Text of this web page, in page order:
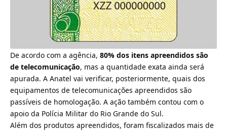
De acordo com a agência, 80% dos itens apreendidos são
de telecomunicação, mas a quantidade exata ainda será
apurada. A Anatel vai verificar, posteriormente, quais dos
equipamentos de telecomunicações apreendidos são
passíveis de homologação. A ação também contou com o
apoio da Polícia Militar do Rio Grande do Sul.
Além dos produtos apreendidos, foram fiscalizados mais de